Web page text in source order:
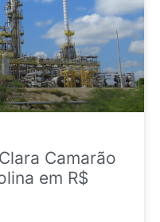
Camarão
em R$